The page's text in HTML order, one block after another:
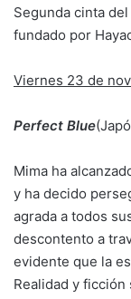
Segunda cinta
fundado por
Viernes 23 de
Perfect Blue
Mima ha
y ha decido
agrada a todos
descontento a
evidente que la
Realidad y ficción